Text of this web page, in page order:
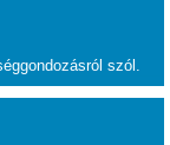
szól.